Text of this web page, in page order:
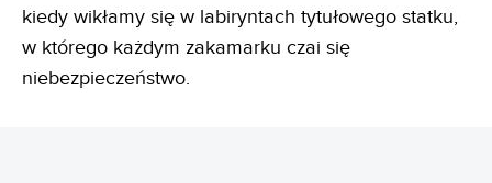
kiedy wikłamy się w labiryntach tytułowego statku,
w którego każdym zakamarku czai się
niebezpieczeństwo.